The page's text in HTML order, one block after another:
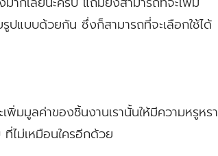
แบบด้วยกัน ซึ่งก็สามารถที่จะเลือกใช้ได้
พิ่มมูลค่าของชิ้นงานเรานั้นให้มีความหรูหรา
ไม่เหมือนใครอีกด้วย